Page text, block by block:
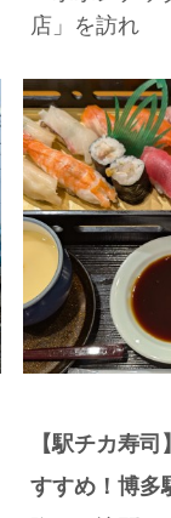
店」を訪れ
【駅チカ寿
すすめ！博多